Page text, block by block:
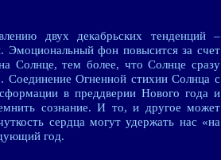
двух декабрьских тенденций –
Эмоциональный фон повысится за счет
Солнце, тем более, что Солнце сразу
Соединение Огненной стихии Солнца с
в преддверии Нового года и
сознание. И то, и другое может
сердца могут удержать нас «на
год.